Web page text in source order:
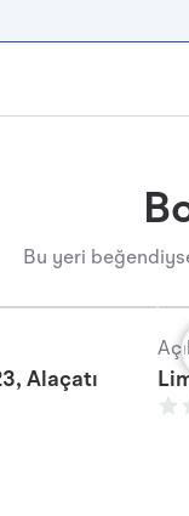
Bu yeri
Alaçatı